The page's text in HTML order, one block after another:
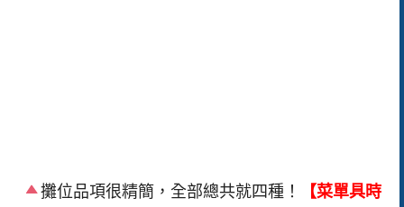
攤位品項很精簡，全部總共就四種！
【菜單具時